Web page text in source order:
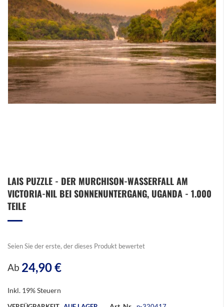
Anfang
der
Bildergalerie
LAIS PUZZLE - DER MURCHISON-WASSERFALL AM
VICTORIA-NIL BEI SONNENUNTERGANG, UGANDA - 1.000
TEILE
Seien Sie der erste, der dieses Produkt bewertet
Ab 24,90 €
Inkl. 19% Steuern